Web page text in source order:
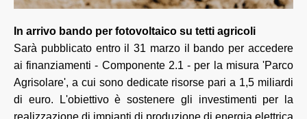
In arrivo bando per fotovoltaico su tetti agricoli
Sarà pubblicato entro il 31 marzo il bando per accedere
ai finanziamenti - Componente 2.1 - per la misura 'Parco
Agrisolare', a cui sono dedicate risorse pari a 1,5 miliardi
di euro. L'obiettivo è sostenere gli investimenti per la
realizzazione di impianti di produzione di energia elettrica